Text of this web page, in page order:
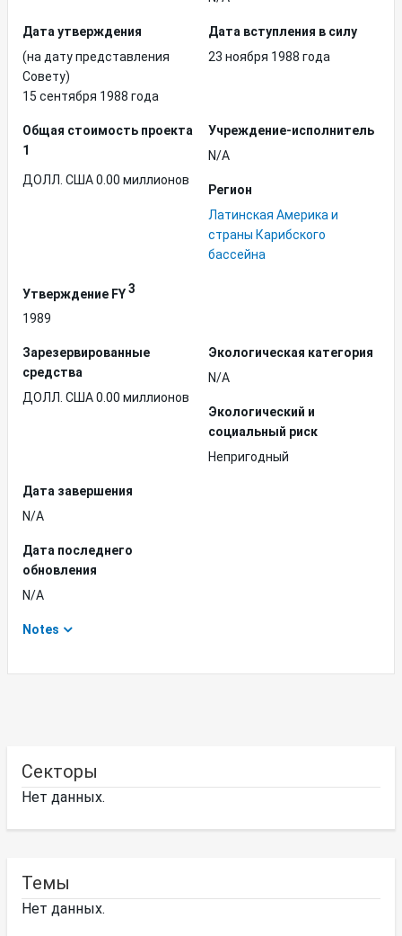
Дата утверждения
(на дату представления
Совету)
15 сентября 1988 года
Дата вступления в силу
23 ноября 1988 года
Общая стоимость проекта
1
ДОЛЛ. США 0.00 миллионов
Учреждение-исполнитель
N/A
Регион
Латинская Америка и
страны Карибского
бассейна
Утверждение FY3
1989
Зарезервированные
средства
ДОЛЛ. США 0.00 миллионов
Экологическая категория
N/A
Экологический и
социальный риск
Непригодный
Дата завершения
N/A
Дата последнего
обновления
N/A
Notes
Секторы
Нет данных.
Темы
Нет данных.